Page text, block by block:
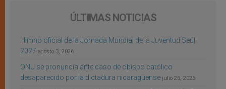
ÚLTIMAS NOTICIAS
Himno oficial de la Jornada Mundial de la Juventud Seúl
2027 agosto 3, 2026
ONU se pronuncia ante caso de obispo católico
desaparecido por la dictadura nicaragüense julio 25, 2026